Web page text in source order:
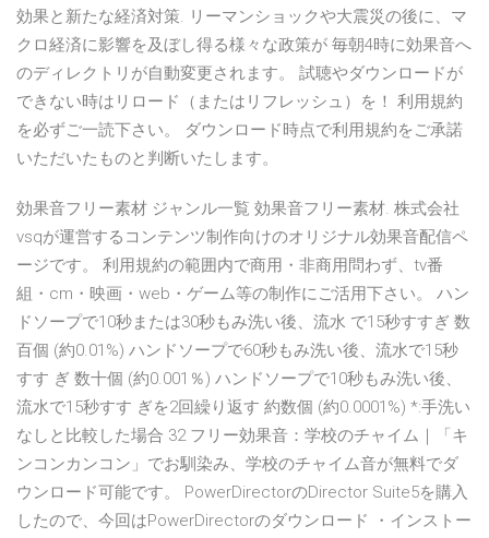
効果と新たな経済対策. リーマンショックや大震災の後に、マ
クロ経済に影響を及ぼし得る様々な政策が 毎朝4時に効果音へ
のディレクトリが自動変更されます。 試聴やダウンロードが
できない時はリロード（またはリフレッシュ）を！ 利用規約
を必ずご一読下さい。 ダウンロード時点で利用規約をご承諾
いただいたものと判断いたします。
効果音フリー素材 ジャンル一覧 効果音フリー素材. 株式会社
vsqが運営するコンテンツ制作向けのオリジナル効果音配信ペ
ージです。 利用規約の範囲内で商用・非商用問わず、tv番
組・cm・映画・web・ゲーム等の制作にご活用下さい。 ハン
ドソープで10秒または30秒もみ洗い後、流水 で15秒すすぎ 数
百個 (約0.01%) ハンドソープで60秒もみ洗い後、流水で15秒
すす ぎ 数十個 (約0.001％) ハンドソープで10秒もみ洗い後、
流水で15秒すす ぎを2回繰り返す 約数個 (約0.0001%) *:手洗い
なしと比較した場合 32 フリー効果音：学校のチャイム｜「キ
ンコンカンコン」でお馴染み、学校のチャイム音が無料でダ
ウンロード可能です。 PowerDirectorのDirector Suite5を購入
したので、今回はPowerDirectorのダウンロード ・インストー